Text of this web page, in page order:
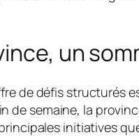
un
de défis structurés
de semaine, la
initiatives